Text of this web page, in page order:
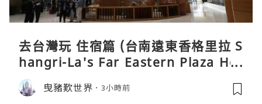
去台灣玩 住宿篇 (台南遠東香格里拉 S
hangri-La's Far Eastern Plaza Hot
el, Tainan)
曳豬歎世界 3小時前